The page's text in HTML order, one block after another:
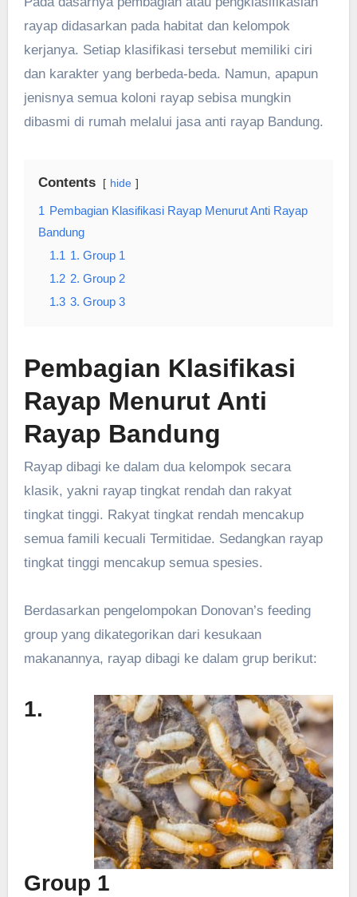
rayap didasarkan pada habitat dan kelompok
kerjanya. Setiap klasifikasi tersebut memiliki ciri
dan karakter yang berbeda-beda. Namun, apapun
jenisnya semua koloni rayap sebisa mungkin
dibasmi di rumah melalui jasa anti rayap Bandung.
Contents hide
1 Pembagian Klasifikasi Rayap Menurut Anti Rayap
Bandung
1.1 1. Group 1
1.2 2. Group 2
1.3 3. Group 3
Pembagian Klasifikasi
Rayap Menurut Anti
Rayap Bandung
Rayap dibagi ke dalam dua kelompok secara
klasik, yakni rayap tingkat rendah dan rakyat
tingkat tinggi. Rakyat tingkat rendah mencakup
semua famili kecuali Termitidae. Sedangkan rayap
tingkat tinggi mencakup semua spesies.
Berdasarkan pengelompokan Donovan’s feeding
group yang dikategorikan dari kesukaan
makanannya, rayap dibagi ke dalam grup berikut:
1.
Group 1